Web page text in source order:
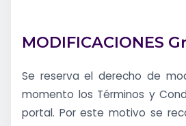
MODIFICACIONES
Se reserva el derecho de
momento los Términos y
portal. Por este motivo se